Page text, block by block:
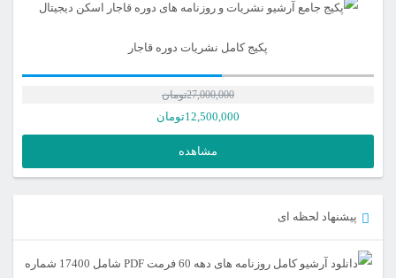
پکیج کامل نشریات دوره قاجار
27,000,000تومان
12,500,000تومان
مشاهده
پیشنهاد لحظه ای